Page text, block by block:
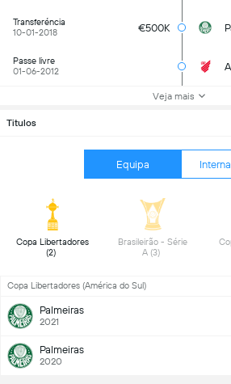
Transferéncia
10-01-2018
€500K
Passe livre
01-06-2012
Veja mais
Titulos
Equipa
Copa Libertadores
Brasileirão - Série
Copa Libertadores (América do Sul)
Palmeiras
2021
Palmeiras
2020